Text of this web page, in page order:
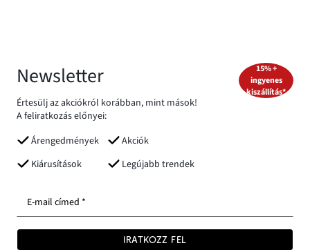
Newsletter
Értesülj az akciókról korábban, mint mások!
A feliratkozás előnyei:
Árengedmények
Akciók
Kiárusítások
Legújabb trendek
15% +
ingyenes
kiszállítás*
E-mail címed *
IRATKOZZ FEL